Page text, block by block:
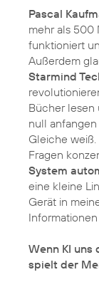
Pascal
mehr als 500
funktioniert
Außerdem
Starmind
Bücher lesen
null
Gleiche
Fragen
System
eine kleine
Gerät in
Wenn KI uns
spielt der